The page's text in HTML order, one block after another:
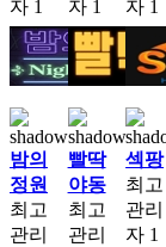
자 1 자 1 자 1
밤의
정원
최고
관리
빨딱
야동
최고
관리
섹팡
최고
관리
자 1